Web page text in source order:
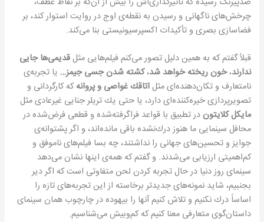
چرخش‌های ناگهانی و رسیدن به نقطه‌ی اوج در روایت استوار كند، بر
فضاسازی‌ بصری و تأكیدات اكسپرسیونیستی بنا می‌كند.
قبلاً گفتم كه به همین دلیل تصور می‌كنم فیلم‌هایی مثلقدیمی‌ها جایی
ندارند،خون ریخته خواهد شد،كشته شدن جسی جیمز… یا تجربه‌ی
نامتعارف و تكان‌دهنده‌ای مثلاتاقك غواصی و پروانهكه كارگردانی و
تصویرپردازی خیره‌كننده‌ای دارد، یا حتی یك تریلر جنایی غیرعادی مثل
مایكل كلایتوندر تطبیق با قواعد فراگرفته‌شده و قطعی فرض‌شده در
محافل سینمایی ما هنوز درك‌نشده باقی مانده‌اند، و اگر پشتوانه‌ی
جوایز و تحسین‌های جهانی را نداشتند، چه بسا فیلم‌های ناموفق و
كم‌اهمیتی ارزیابی می‌شدند. و گفتم كه همه‌ی اینها نشان می‌دهد
سینمای روز دنیا در حال تجربه كردن لحن متفاوتی است كه اگر دیر
بجنبیم، شاید نمونه‌های جدیدتر برخاسته از این تجربه‌های تازه را
اساساً درك نكنیم و تلاش كنیم آنها را بیهوده در چارچوب همان سینمای
داستان‌گوی متعارفی معنا كنیم كه كم‌وبیش می‌شناسیم.